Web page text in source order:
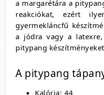
a margarétára a
reakciókat, ezért
gyermekláncfű
a jódra vagy a
pitypang
A pitypang
Kalória: 44